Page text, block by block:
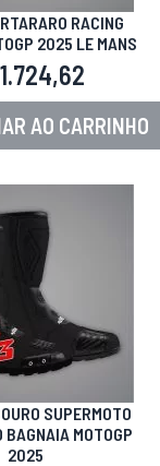
RACING
2025 LE MANS
AO CARRINHO
de desejos
SUPERMOTO
BAGNAIA MOTOGP
2025